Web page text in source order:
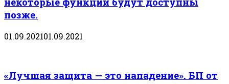
позже.
01.09.202101.09.2021
«Лучшая защита — это нападение». БП от